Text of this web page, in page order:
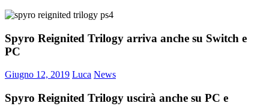
Spyro Reignited Trilogy arriva anche su Switch e
PC
Giugno 12, 2019 Luca News
Spyro Reignited Trilogy uscirà anche su PC e